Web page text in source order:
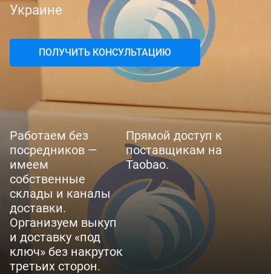
Украине
ПОЛУЧИТЬ КОНСУЛЬТАЦИЮ
Работаем без
посредников —
имеем
собственные
склады и каналы
доставки.
Прямой доступ к
поставщикам на
Taobao.
Организуем выкуп
и доставку «под
ключ» без накруток
третьих сторон.